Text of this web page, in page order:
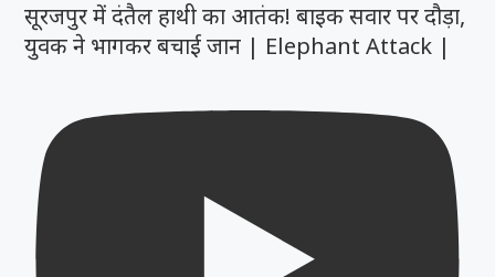
सूरजपुर में दंतैल हाथी का आतंक! बाइक सवार पर दौड़ा,
युवक ने भागकर बचाई जान | Elephant Attack |